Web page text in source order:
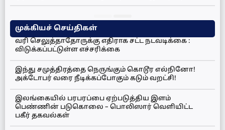
முக்கியச் செய்திகள்
வரி செலுத்தாதோருக்கு எதிராக சட்ட நடவடிக்கை :
விடுக்கப்பட்டுள்ள எச்சரிக்கை
இந்து சமுத்திரத்தை நெருங்கும் கொடூர எல்நினோ!
அக்டோபர் வரை நீடிக்கப்போகும் கடும் வறட்சி!
இலங்கையில் பரபரப்பை ஏற்படுத்திய இளம்
பெண்ணின் படுகொலை – பொலிஸார் வெளியிட்ட
பகீர் தகவல்கள்